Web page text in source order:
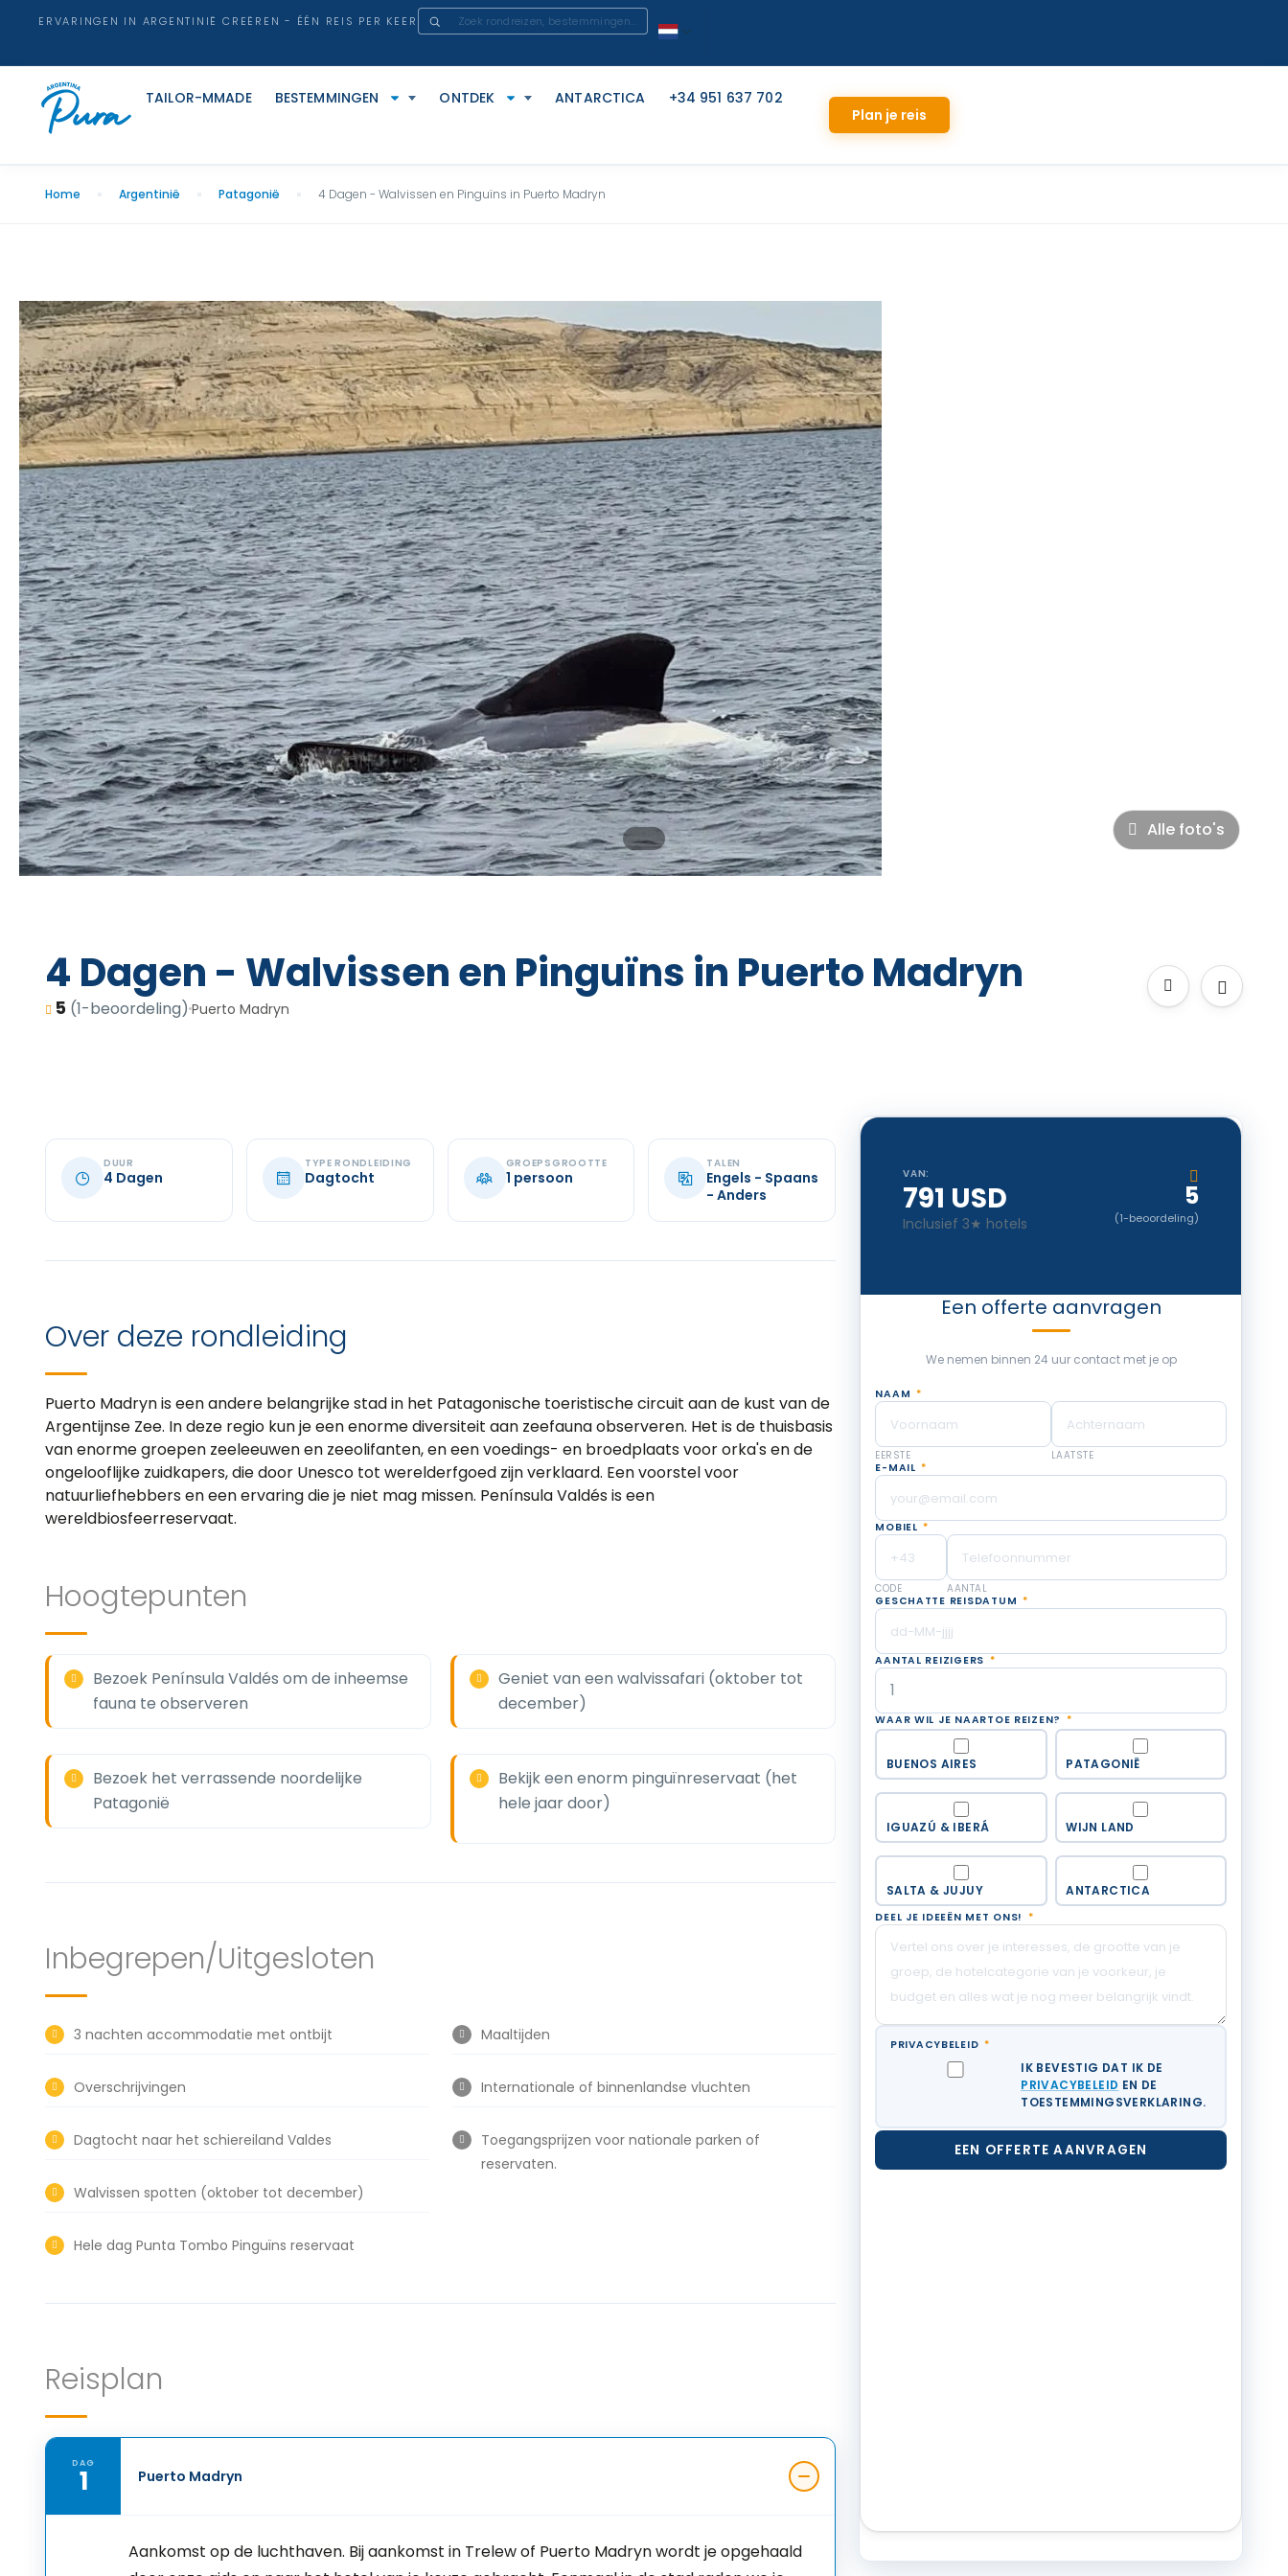
ERVARINGEN IN ARGENTINIË CREËREN - ÉÉN REIS PER KEER
TAILOR-MMADE BESTEMMINGEN ONTDEK ANTARCTICA
+34 951 637 702
Plan je reis
Home Argentinië Patagonië 4 Dagen - Walvissen en Pinguïns in Puerto Madryn
Alle foto's
4 Dagen - Walvissen en Pinguïns in Puerto Madryn
5 (1-beoordeling) Puerto Madryn
DUUR
4 Dagen
TYPE RONDLEIDING
Dagtocht
GROEPSGROOTTE
1 persoon
TALEN
Engels - Spaans
- Anders
Over deze rondleiding
Puerto Madryn is een andere belangrijke stad in het Patagonische toeristische circuit aan de kust van de
Argentijnse Zee. In deze regio kun je een enorme diversiteit aan zeefauna observeren. Het is de thuisbasis
van enorme groepen zeeleeuwen en zeeolifanten, en een voedings- en broedplaats voor orka's en de
ongelooflijke zuidkapers, die door Unesco tot werelderfgoed zijn verklaard. Een voorstel voor
natuurliefhebbers en een ervaring die je niet mag missen. Península Valdés is een
wereldbiosfeerreservaat.
Hoogtepunten
Bezoek Península Valdés om de inheemse
fauna te observeren
Geniet van een walvissafari (oktober tot
december)
Bezoek het verrassende noordelijke
Patagonië
Bekijk een enorm pinguïnreservaat (het
hele jaar door)
Inbegrepen/Uitgesloten
3 nachten accommodatie met ontbijt
Overschrijvingen
Dagtocht naar het schiereiland Valdes
Walvissen spotten (oktober tot december)
Hele dag Punta Tombo Pinguïns reservaat
Maaltijden
Internationale of binnenlandse vluchten
Toegangsprijzen voor nationale parken of
reservaten.
Reisplan
DAG
1 Puerto Madryn
Aankomst op de luchthaven. Bij aankomst in Trelew of Puerto Madryn wordt je opgehaald
VAN:
791 USD
Inclusief 3★ hotels
5
(1-beoordeling)
Een offerte aanvragen
We nemen binnen 24 uur contact met je op
NAAM *
EERSTE
LAATSTE
E-MAIL *
MOBIEL *
CODE
AANTAL
GESCHATTE REISDATUM *
AANTAL REIZIGERS *
WAAR WIL JE NAARTOE REIZEN? *
BUENOS AIRES PATAGONIË
IGUAZÚ & IBERÁ WIJN LAND
SALTA & JUJUY ANTARCTICA
DEEL JE IDEEËN MET ONS! *
PRIVACYBELEID *
IK BEVESTIG DAT IK DE
PRIVACYBELEID EN DE
TOESTEMMINGSVERKLARING.
EEN OFFERTE AANVRAGEN